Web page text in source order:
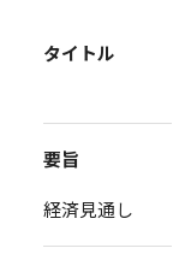
タイトル
要旨
経済見通し